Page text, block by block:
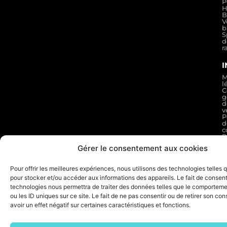
Gérer le consentement aux cookies
Pour offrir les meilleures expériences, nous utilisons des technologies telles
pour stocker et/ou accéder aux informations des appareils. Le fait de
technologies nous permettra de traiter des données telles que le
ou les ID uniques sur ce site. Le fait de ne pas consentir ou de retirer son
avoir un effet négatif sur certaines caractéristiques et fonctions.
:
© 2026 ELDERA